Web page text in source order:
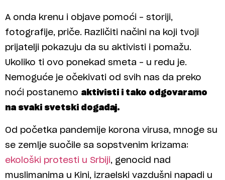
A onda krenu i objave pomoći – storiji,
fotografije, priče. Različiti načini na koji tvoji
prijatelji pokazuju da su aktivisti i pomažu.
Ukoliko ti ovo ponekad smeta – u redu je.
Nemoguće je očekivati od svih nas da preko
noći postanemo aktivisti i tako odgovaramo
na svaki svetski događaj.
Od početka pandemije korona virusa, mnoge su
se zemlje suočile sa sopstvenim krizama:
ekološki protesti u Srbiji, genocid nad
muslimanima u Kini, izraelski vazdušni napadi u